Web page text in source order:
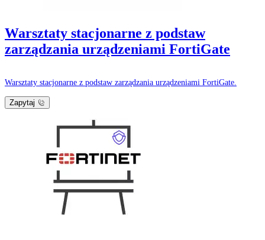
Warsztaty stacjonarne z podstaw
zarządzania urządzeniami FortiGate
Warsztaty stacjonarne z podstaw zarządzania urządzeniami FortiGate.
Zapytaj